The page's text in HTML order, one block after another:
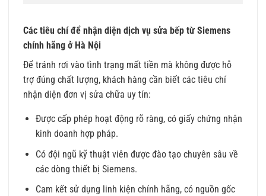
Các tiêu chí để nhận diện dịch vụ sửa bếp từ Siemens
chính hãng ở Hà Nội
Để tránh rơi vào tình trạng mất tiền mà không được hỗ
trợ đúng chất lượng, khách hàng cần biết các tiêu chí
nhận diện đơn vị sửa chữa uy tín:
Được cấp phép hoạt động rõ ràng, có giấy chứng nhận
kinh doanh hợp pháp.
Có đội ngũ kỹ thuật viên được đào tạo chuyên sâu về
các dòng thiết bị Siemens.
Cam kết sử dụng linh kiện chính hãng, có nguồn gốc